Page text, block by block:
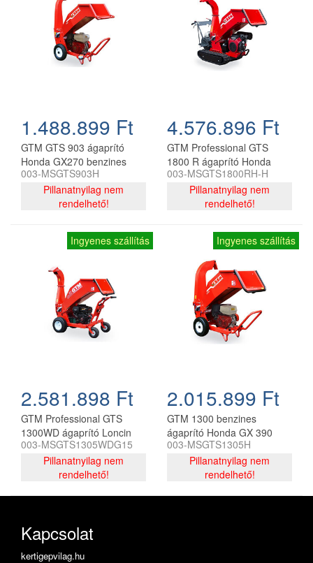
1.488.899 Ft
GTM GTS 903 ágaprító
Honda GX270 benzines
motorral
003-MSGTS903H
Pillanatnyilag nem
rendelhető!
4.576.896 Ft
GTM Professional GTS
1800 R ágaprító Honda
GX630 és GX160 motorral
003-MSGTS1800RH-H
Pillanatnyilag nem
rendelhető!
Ingyenes szállítás
2.581.898 Ft
GTM Professional GTS
1300WD ágaprító Loncin
G420F motorral
003-MSGTS1305WDG15
Pillanatnyilag nem
rendelhető!
Ingyenes szállítás
2.015.899 Ft
GTM 1300 benzines
ágaprító Honda GX 390
motorral, GTM Professional
003-MSGTS1305H
Pillanatnyilag nem
rendelhető!
Kapcsolat
kertigepvilag.hu